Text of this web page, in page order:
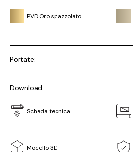
PVD Oro spazzolato
Portate:
Download:
Scheda tecnica
Modello 3D